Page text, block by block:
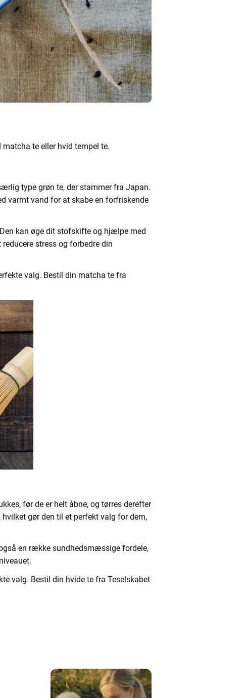
te eller hvid tempel te.
type grøn te, der stammer fra Japan.
varmt vand for at skabe en forfriskende
kan øge dit stofskifte og hjælpe med
stress og forbedre din
valg. Bestil din matcha te fra
før de er helt åbne, og tørres derefter
gør den til et perfekt valg for dem,
en række sundhedsmæssige fordele,
valg. Bestil din hvide te fra Teselskabet